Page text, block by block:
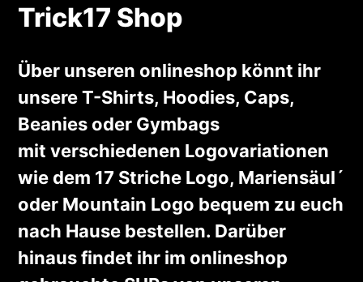
Trick17 Shop
Über unseren onlineshop könnt ihr
unsere T-Shirts, Hoodies, Caps,
Beanies oder Gymbags
mit verschiedenen Logovariationen
wie dem 17 Striche Logo, Mariensäul´
oder Mountain Logo bequem zu euch
nach Hause bestellen. Darüber
hinaus findet ihr im onlineshop